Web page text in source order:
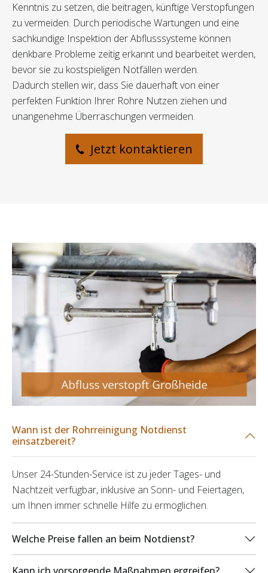
Kenntnis zu setzen, die beitragen, künftige Verstopfungen
zu vermeiden. Durch periodische Wartungen und eine
sachkundige Inspektion der Abflusssysteme können
denkbare Probleme zeitig erkannt und bearbeitet werden,
bevor sie zu kostspieligen Notfällen werden.
Dadurch stellen wir, dass Sie dauerhaft von einer
perfekten Funktion Ihrer Rohre Nutzen ziehen und
unangenehme Überraschungen vermeiden.
Jetzt kontaktieren
Wann ist der Rohrreinigung Notdienst
einsatzbereit?
Unser 24-Stunden-Service ist zu jeder Tages- und
Nachtzeit verfügbar, inklusive an Sonn- und Feiertagen,
um Ihnen immer schnelle Hilfe zu ermöglichen.
Welche Preise fallen an beim Notdienst?